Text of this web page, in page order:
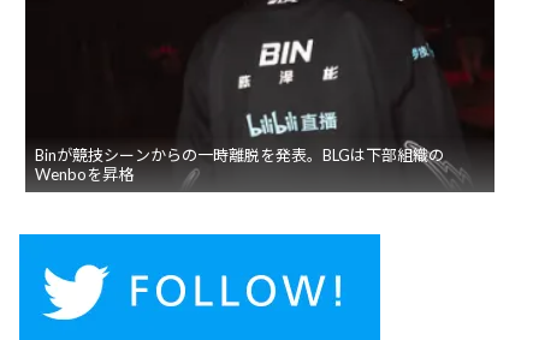
Binが競技シーンからの一時離脱を発表。BLGは下部組織の
Wenboを昇格